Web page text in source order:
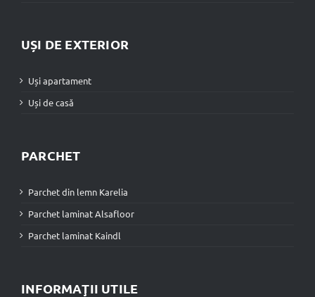
UȘI DE EXTERIOR
Uși apartament
Uși de casă
PARCHET
Parchet din lemn Karelia
Parchet laminat Alsafloor
Parchet laminat Kaindl
INFORMAŢII UTILE